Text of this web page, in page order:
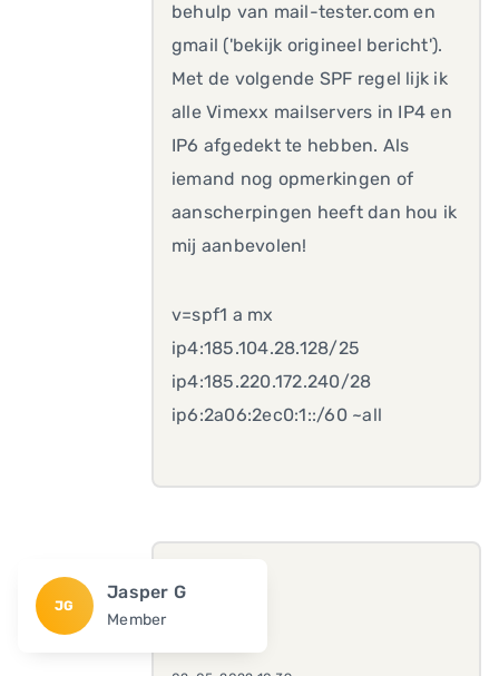
behulp van mail-tester.com en
gmail ('bekijk origineel bericht').
Met de volgende SPF regel lijk ik
alle Vimexx mailservers in IP4 en
IP6 afgedekt te hebben. Als
iemand nog opmerkingen of
aanscherpingen heeft dan hou ik
mij aanbevolen!
v=spf1 a mx
ip4:185.104.28.128/25
ip4:185.220.172.240/28
ip6:2a06:2ec0:1::/60 ~all
JG
Jasper G
Member